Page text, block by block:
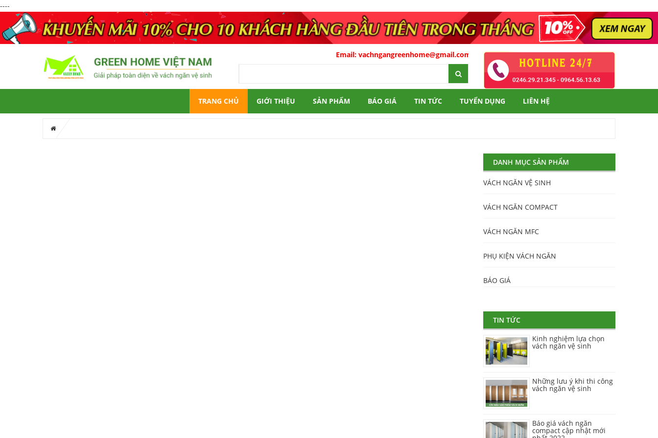
----
Email:vachngangreenhome@gmail.com
TRANG CHỦ GIỚI THIỆU SẢN PHẨM BÁO GIÁ TIN TỨC TUYỂN DỤNG LIÊN HỆ
DANH MỤC SẢN PHẨM
VÁCH NGĂN VỆ SINH
VÁCH NGĂN COMPACT
VÁCH NGĂN MFC
PHỤ KIỆN VÁCH NGĂN
BÁO GIÁ
TIN TỨC
Kinh nghiệm lựa chọn
vách ngăn vệ sinh
Những lưu ý khi thi công
vách ngăn vệ sinh
Báo giá vách ngăn
compact cập nhật mới